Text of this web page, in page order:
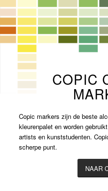
COPIC
Copic markers zijn de beste
kleurenpalet en worden
artists en kunststudenten.
scherpe punt.
NAAR